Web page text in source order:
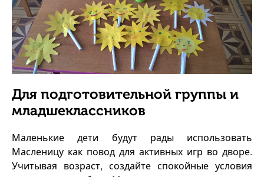
Для подготовительной группы и
младшеклассников
Маленькие дети будут рады использовать
Масленицу как повод для активных игр во дворе.
Учитывая возраст, создайте спокойные условия